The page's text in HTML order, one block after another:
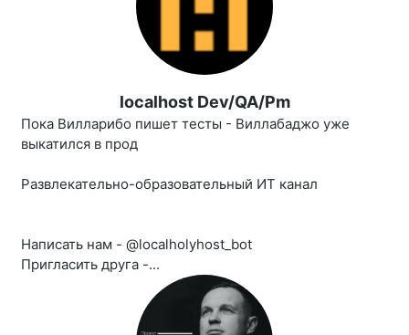
localhost Dev/QA/Pm
Пока Вилларибо пишет тесты - Виллабаджо уже
выкатился в прод
Развлекательно-образовательный ИТ канал
Написать нам - @localholyhost_bot
Пригласить друга -...